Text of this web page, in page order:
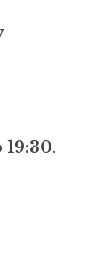
19:30.